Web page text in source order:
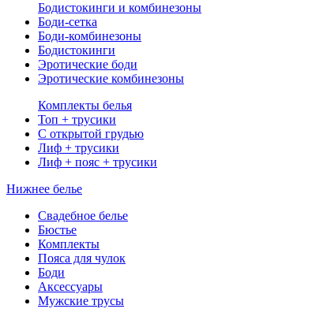
Бодистокинги и комбинезоны
Боди-сетка
Боди-комбинезоны
Бодистокинги
Эротические боди
Эротические комбинезоны
Комплекты белья
Топ + трусики
С открытой грудью
Лиф + трусики
Лиф + пояс + трусики
Нижнее белье
Свадебное белье
Бюстье
Комплекты
Пояса для чулок
Боди
Аксессуары
Мужские трусы